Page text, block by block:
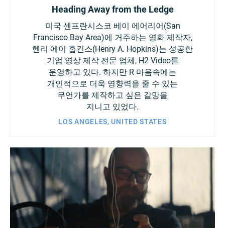
Heading Away from the Ledge
미국 센프란시스코 베이 에어리어(San
Francisco Bay Area)에 거주하는 영화 제작자,
헨리 에이 홉킨스(Henry A. Hopkins)는 성공한
기업 영상 제작 전문 업체, H2 Video를
운영하고 있다. 하지만 R 마음속에는
개인적으로 더욱 영향력을 줄 수 있는
무언가를 제작하고 싶은 갈망을
지니고 있었다.
LOS ANGELES, UNITED STATES